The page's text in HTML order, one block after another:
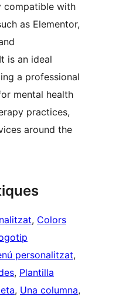
compatible with
as Elementor,
is an ideal
a professional
mental health
practices,
around the
, Colors
personalitzat
, Plantilla
, Una columna